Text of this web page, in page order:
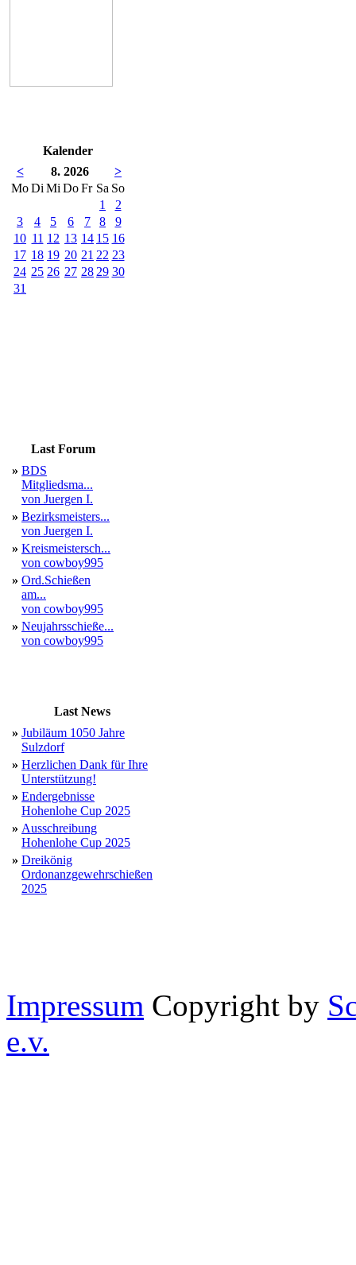
Kalender
<
8. 2026
>
MoDi Mi DoFr Sa So
1
2
3
4 5 6 7 8
9
10 11 12 13 14 15 16
17 18 19 20 21 22 23
24 25 26 27 28 29 30
31
Last Forum
» BDS
Mitgliedsma...
von Juergen I.
» Bezirksmeisters...
von Juergen I.
» Kreismeistersch...
von cowboy995
» Ord.Schießen
am...
von cowboy995
» Neujahrsschieße...
von cowboy995
Last News
» Jubiläum 1050 Jahre
Sulzdorf
» Herzlichen Dank für Ihre
Unterstützung!
» Endergebnisse
Hohenlohe Cup 2025
» Ausschreibung
Hohenlohe Cup 2025
» Dreikönig
Ordonanzgewehrschießen
2025
Impressum Copyright by
e.v.